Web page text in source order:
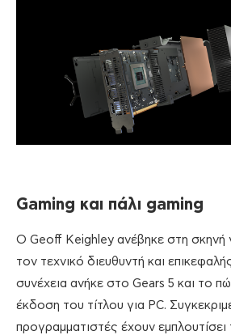
Gaming και πάλι gaming
Ο Geoff Keighley ανέβηκε στη σκηνή
τον τεχνικό διευθυντή και
συνέχεια ανήκε στο Gears 5 και το
έκδοση του τίτλου για PC.
προγραμματιστές έχουν εμπλουτίσει